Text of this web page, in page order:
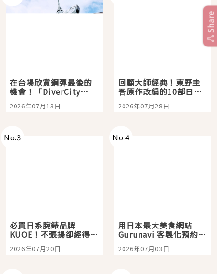
在台場欣賞鋼彈最後的
機會！「DiverCity
Tokyo Plaza」搭船、
購物、美食及夜景，一
2026年07月13日
回顧大師經典！東野圭
吾原作改編的10部日本
影視作品推薦
2026年07月28日
No.3
必買日系腕錶品牌
KUOE！不張揚卻經得起
時間洗鍊的經典之作五
選
2026年07月20日
No.4
用日本最大美食網站
Gurunavi 客製化預約九
大都市餐廳，打造專屬
美食體驗！
2026年07月03日
Share